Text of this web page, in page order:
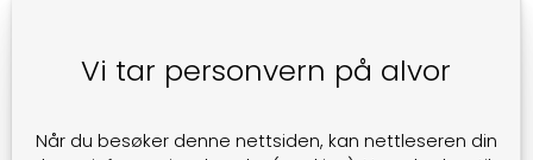
nullutslippssamfunnet og fremtidens
mobilitetsløsninger.
FAGLIG PÅFYLL OG NYE
Vi tar personvern på alvor
Når du besøker denne nettsiden, kan nettleseren din